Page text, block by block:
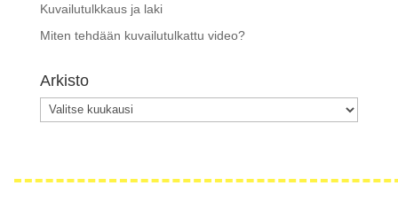
Kuvailutulkkaus ja laki
Miten tehdään kuvailutulkattu video?
Arkisto
Arkisto